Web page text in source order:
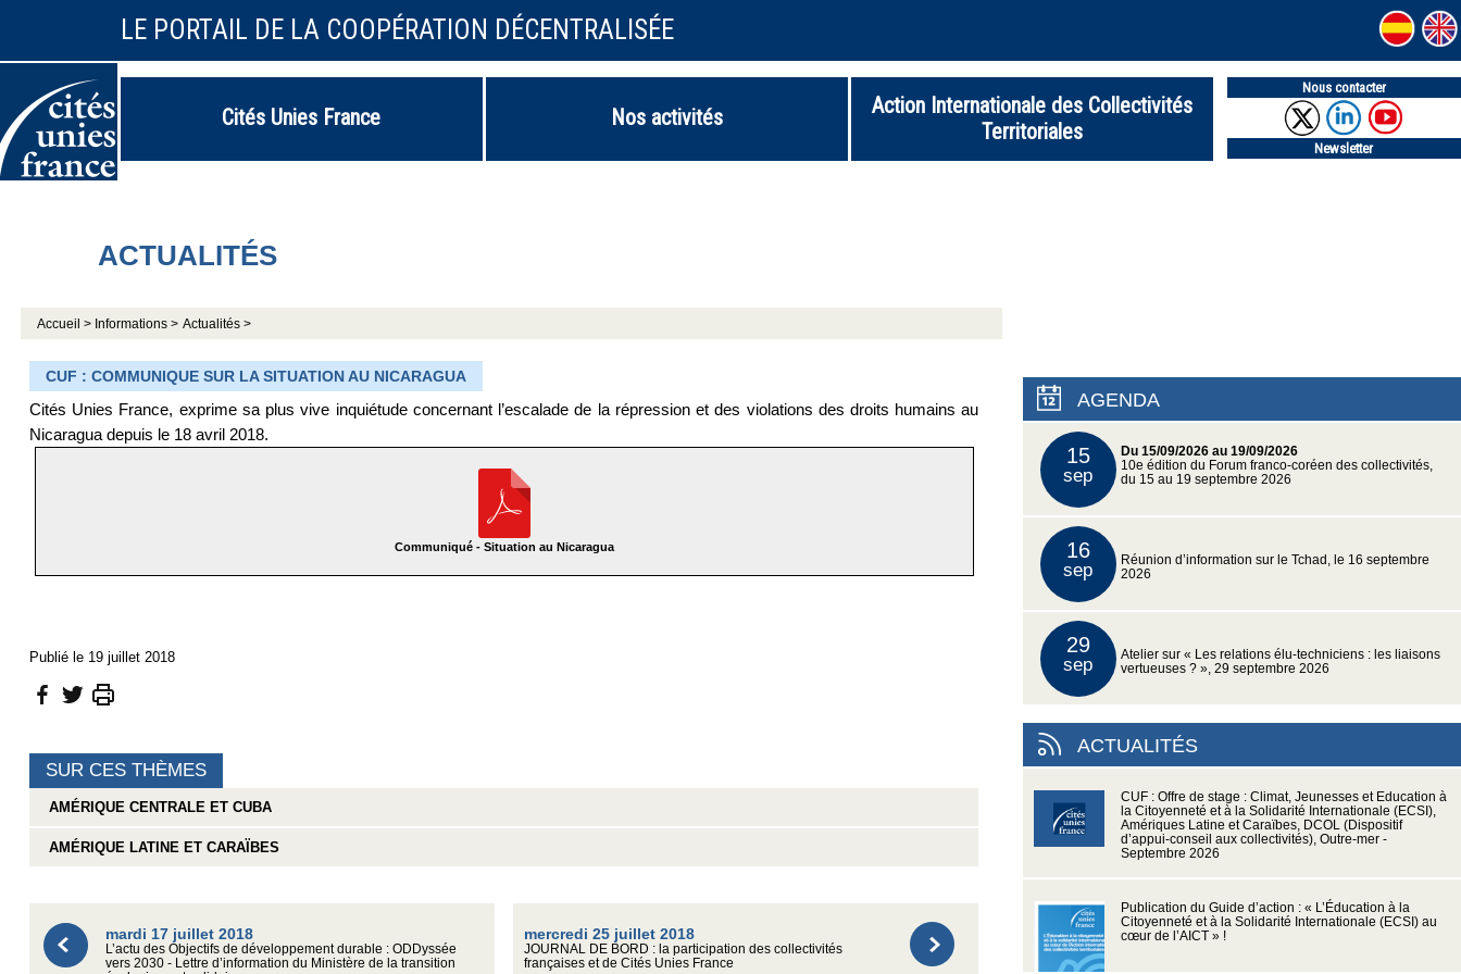
LE PORTAIL DE LA COOPÉRATION DÉCENTRALISÉE
Cités Unies France Nos activités
Action Internationale des Collectivités
Territoriales
Nous contacter
Newsletter
ACTUALITÉS
Accueil > Informations > Actualités >
CUF : COMMUNIQUE SUR LA SITUATION AU NICARAGUA
Cités Unies France, exprime sa plus vive inquiétude concernant l’escalade de la répression et des violations des droits humains au
Nicaragua depuis le 18 avril 2018.
Communiqué - Situation au Nicaragua
Publié le 19 juillet 2018
SUR CES THÈMES
AMÉRIQUE CENTRALE ET CUBA
AMÉRIQUE LATINE ET CARAÏBES
mardi 17 juillet 2018
L’actu des Objectifs de développement durable : ODDyssée
vers 2030 - Lettre d’information du Ministère de la transition
mercredi 25 juillet 2018
JOURNAL DE BORD : la participation des collectivités
françaises et de Cités Unies France
AGENDA
15
sep
Du 15/09/2026 au 19/09/2026
10e édition du Forum franco-coréen des collectivités,
du 15 au 19 septembre 2026
16
sep
Réunion d’information sur le Tchad, le 16 septembre
2026
29
sep
Atelier sur « Les relations élu-techniciens : les liaisons
vertueuses ? », 29 septembre 2026
ACTUALITÉS
CUF : Offre de stage : Climat, Jeunesses et Education à
la Citoyenneté et à la Solidarité Internationale (ECSI),
Amériques Latine et Caraïbes, DCOL (Dispositif
d’appui-conseil aux collectivités), Outre-mer -
Septembre 2026
Publication du Guide d’action : « L’Éducation à la
Citoyenneté et à la Solidarité Internationale (ECSI) au
cœur de l’AICT » !